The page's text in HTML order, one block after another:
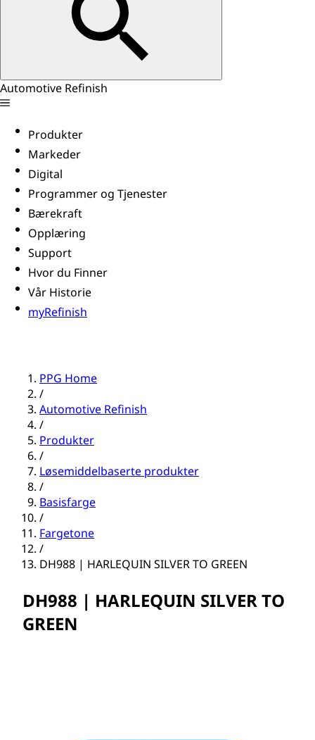
Automotive Refinish
Produkter
Markeder
Digital
Programmer og Tjenester
Bærekraft
Opplæring
Support
Hvor du Finner
Vår Historie
myRefinish
PPG Home
/
Automotive Refinish
/
Produkter
/
Løsemiddelbaserte produkter
/
Basisfarge
/
Fargetone
/
DH988 | HARLEQUIN SILVER TO GREEN
DH988 | HARLEQUIN SILVER TO
GREEN